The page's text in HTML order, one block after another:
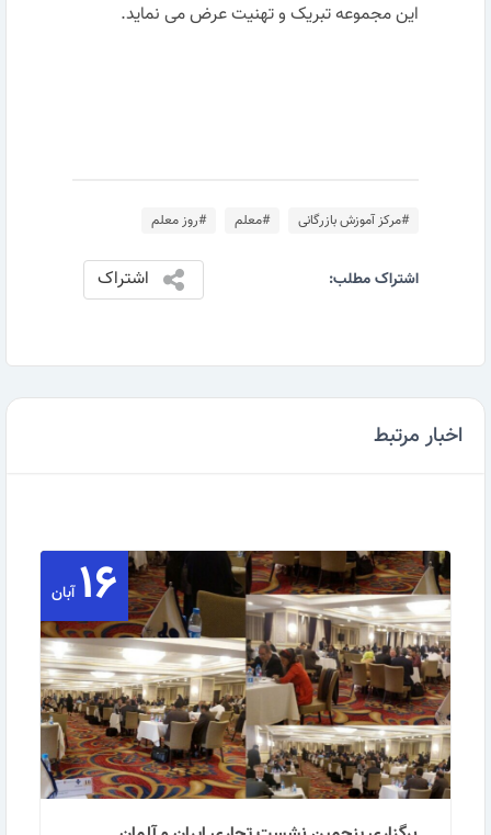
این مجموعه تبریک و تهنیت عرض می نماید.
#مرکز آموزش بازرگانی #معلم #روز معلم
اشتراک مطلب: اشتراک
اخبار مرتبط
۱۶ آبان